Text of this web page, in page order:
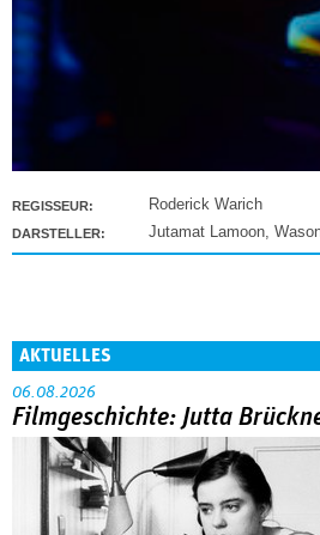
REGISSEUR: Roderick Warich
DARSTELLER: Jutamat Lamoon,
AKTUELLES
06.08.2026
Filmgeschichte: Jutta